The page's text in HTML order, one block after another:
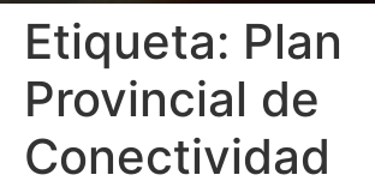
Etiqueta: Plan
Provincial de
Conectividad